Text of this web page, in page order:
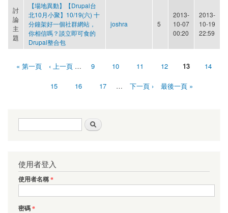
討
論
主
題
【場地異動】【Drupal台
北10月小聚】10/19(六) 十
分鐘架好一個社群網站，
你相信嗎？談立即可食的
Drupal整合包
joshra 5
2013-
10-07
00:20
2013-
10-19
22:59
頁面« 第一頁 ‹ 上一頁 … 9 10 11 12 13 14
15 16 17 … 下一頁 › 最後一頁 »
搜尋表單
使用者登入
使用者名稱*
密碼*